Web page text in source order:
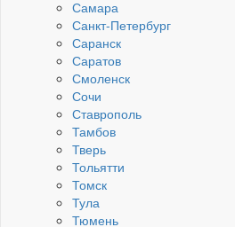
Самара
Санкт-Петербург
Саранск
Саратов
Смоленск
Сочи
Ставрополь
Тамбов
Тверь
Тольятти
Томск
Тула
Тюмень